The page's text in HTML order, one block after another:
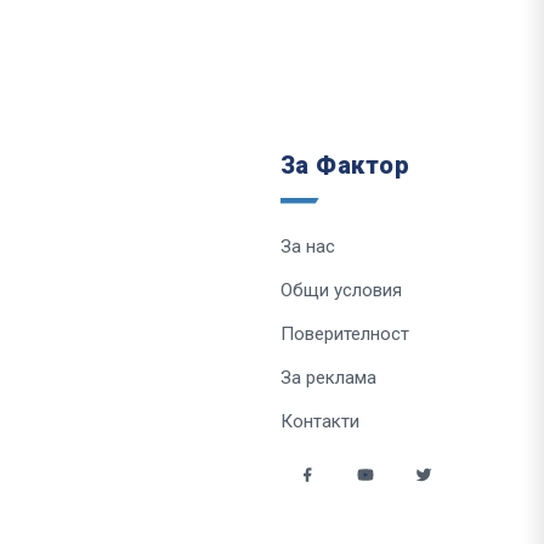
За Фактор
За нас
Общи условия
Поверителност
За реклама
Контакти